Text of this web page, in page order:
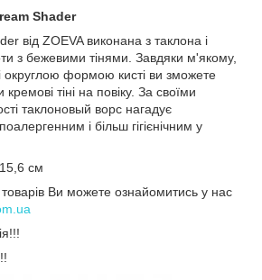
Shader
від ZOEVA виконана з таклона і
з бежевими тінями. Завдяки м'якому,
округлою формою кисті ви зможете
кремові тіні на повіку. За своїми
таклоновый ворс нагадує
і більш гігієнічним у
см
Ви можете ознайомитись у нас